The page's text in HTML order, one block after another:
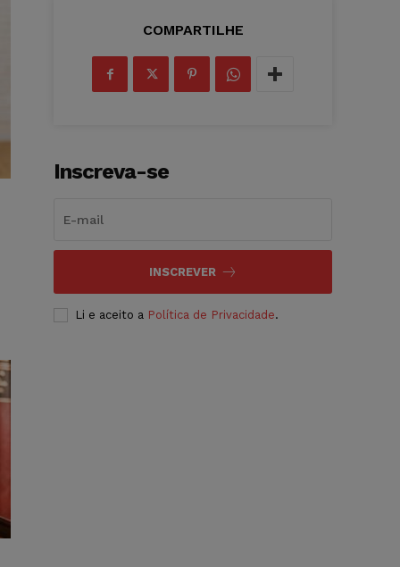
COMPARTILHE
Inscreva-se
INSCREVER
Li e aceito a Política de Privacidade.